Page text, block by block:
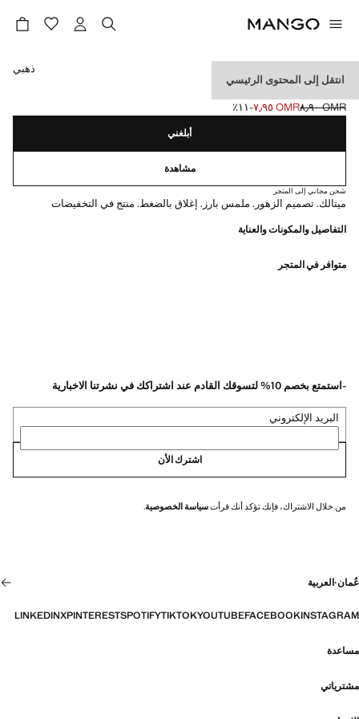
انتقل إلى المحتوى الرئيسي
أقراط بتصميم الأزهار
السعر الأول محذوف [OMR ٨٫٩٠ ]
OMR ٨٫٩٠
السعر الحالي [OMR ٧٫٩٥ ]
OMR ٧٫٩٥ ؜-١١٪؜
حدد اللون
ذهبي
أبلغني
مشاهدة
شحن مجاني إلى المتجر
ميتالك. تصميم الزهور. ملمس بارز. إغلاق بالضغط. منتج في التخفيضات
التفاصيل والمكونات والعناية
متوافر في المتجر
-استمتع بخصم 10% لتسوقك القادم عند اشتراكك في نشرتنا الاخبارية
البريد الإلكتروني
اشترك الأن
من خلال الاشتراك، فإنك تؤكد أنك قرأتسياسة الخصوصية.
عُمان·العربية
INSTAGRAM
FACEBOOK
YOUTUBE
TIKTOK
SPOTIFY
PINTEREST
X
LINKEDIN
مساعدة
مشترياتي